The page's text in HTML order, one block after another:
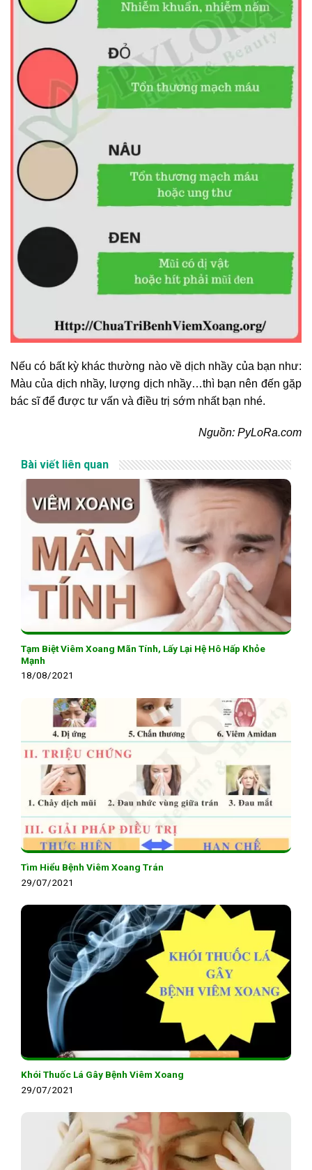
Nếu có bất kỳ khác thường nào về dịch nhầy của bạn như:
Màu của dịch nhầy, lượng dịch nhầy…thì bạn nên đến gặp
bác sĩ để được tư vấn và điều trị sớm nhất bạn nhé.
Nguồn: PyLoRa.com
Bài viết liên quan
Tạm Biệt Viêm Xoang Mãn Tính, Lấy Lại Hệ Hô Hấp Khỏe
Mạnh
18/08/2021
Tìm Hiểu Bệnh Viêm Xoang Trán
29/07/2021
Khói Thuốc Lá Gây Bệnh Viêm Xoang
29/07/2021